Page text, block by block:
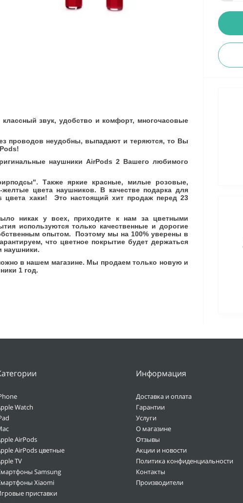
звук, удобство и комфорт, многочасовые
проводов неудобны, выпадают и теряются, то Вы
наушники AirPods 2 Вашего любимого
Также яркие красные, милые розовые,
цвета наушников. В качестве подарка для
цвета хаки! Это настоящий хит продаж перед 23
никак у всех, приходите к нам за цветными
используются только качественные и дорогие
опытом. Поэтому мы на 100% уверены в
что цветное покрытие будет держаться
наушники.
в нашем магазине. Мы продаем только новую и
1 год.
Watch
AirPods
AirPods цветные
TV
Samsung
Xiaomi
приставки
Информация
Доставка и оплата
Гарантии
Услуги
О магазине
Отзывы
Акции и новости
Политика конфиденциальности
Контакты
Производители